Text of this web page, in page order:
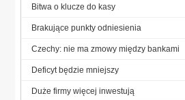
Bitwa o klucze do kasy
Brakujące punkty odniesienia
Czechy: nie ma zmowy między bankami
Deficyt będzie mniejszy
Duże firmy więcej inwestują